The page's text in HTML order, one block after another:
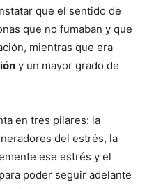
que el sentido de
que no fumaban y que
mientras que era
y un mayor grado de
en tres pilares: la
del estrés, la
ese estrés y el
poder seguir adelante